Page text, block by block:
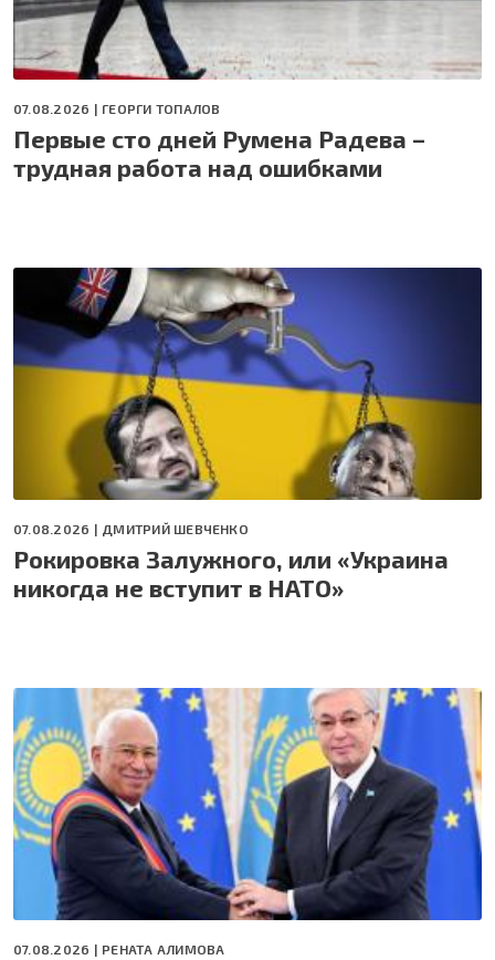
07.08.2026 | ГЕОРГИ ТОПАЛОВ
Первые сто дней Румена Радева –
трудная работа над ошибками
07.08.2026 | ДМИТРИЙ ШЕВЧЕНКО
Рокировка Залужного, или «Украина
никогда не вступит в НАТО»
07.08.2026 | РЕНАТА АЛИМОВА